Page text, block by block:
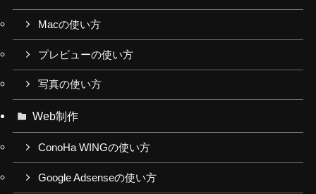
Macの使い方
プレビューの使い方
写真の使い方
Web制作
ConoHa WINGの使い方
Google Adsenseの使い方